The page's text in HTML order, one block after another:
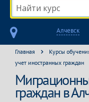
Найти курс
Алчевск
Главная Курсы
учет иностранных граждан
граждан в